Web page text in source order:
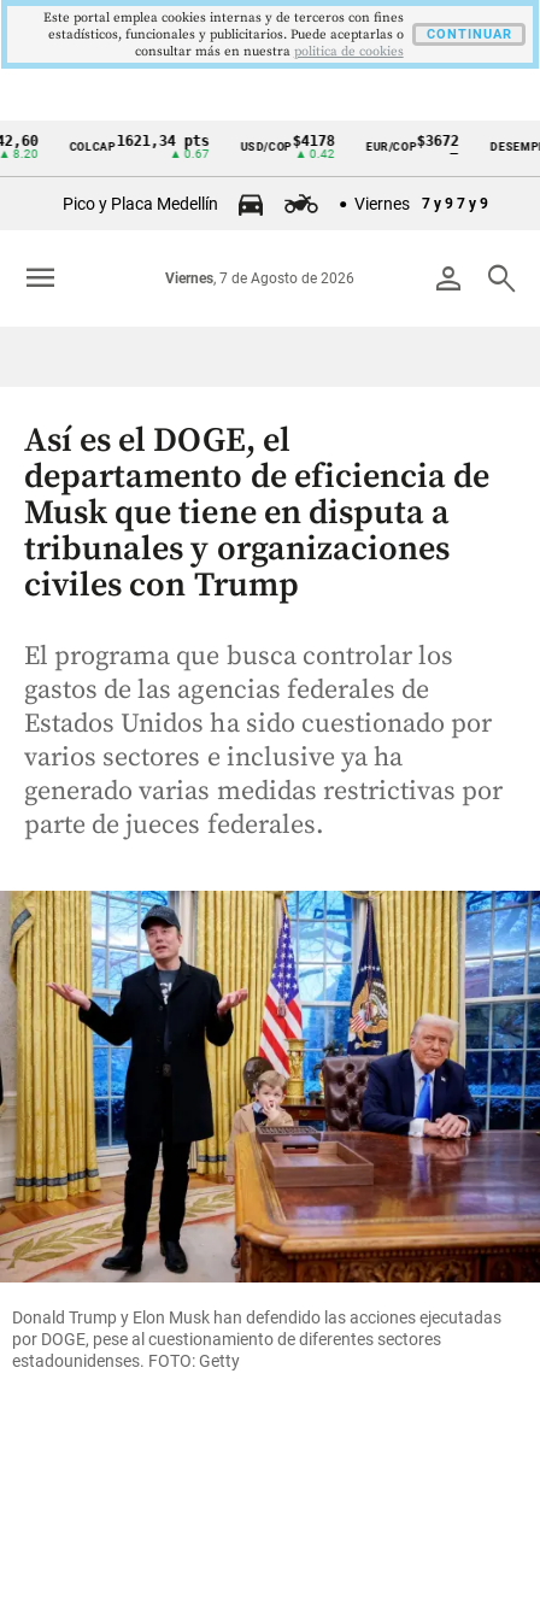
Cintillo
Colombia
COLCAP1621,34 pts
▲ 0.67
USD/COP$4178
▲ 0.42
EUR/COP$3672 DESEMPLEO
▼
Pico y Placa Medellín Viernes 7 y 9 7 y 9
person search
Viernes, 7 de Agosto de 2026
menu
Así es el DOGE, el
departamento de eficiencia de
Musk que tiene en disputa a
tribunales y organizaciones
civiles con Trump
El programa que busca controlar los
gastos de las agencias federales de
Estados Unidos ha sido cuestionado por
varios sectores e inclusive ya ha
generado varias medidas restrictivas por
parte de jueces federales.
Donald Trump y Elon Musk han defendido las acciones ejecutadas
por DOGE, pese al cuestionamiento de diferentes sectores
estadounidenses. FOTO: Getty
Este portal emplea cookies internas y de terceros con fines
estadísticos, funcionales y publicitarios. Puede aceptarlas o
consultar más en nuestra politica de cookies
CONTINUAR